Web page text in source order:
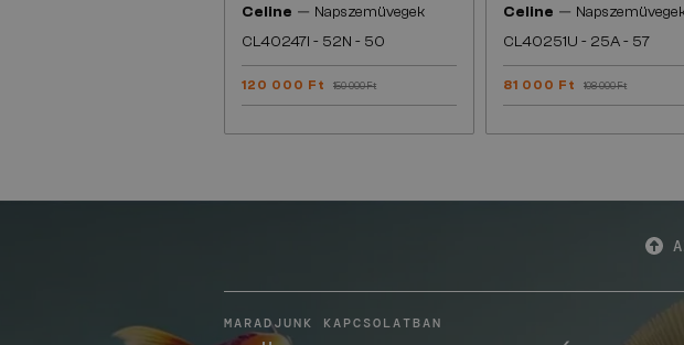
Celine — Napszemüvegek
CL40247I - 52N - 50
120 000 Ft 150 000 Ft
Celine —
CL40251U - 25A - 57
81 000 Ft 108 000 Ft
MARADJUNK KAPCSOLATBAN